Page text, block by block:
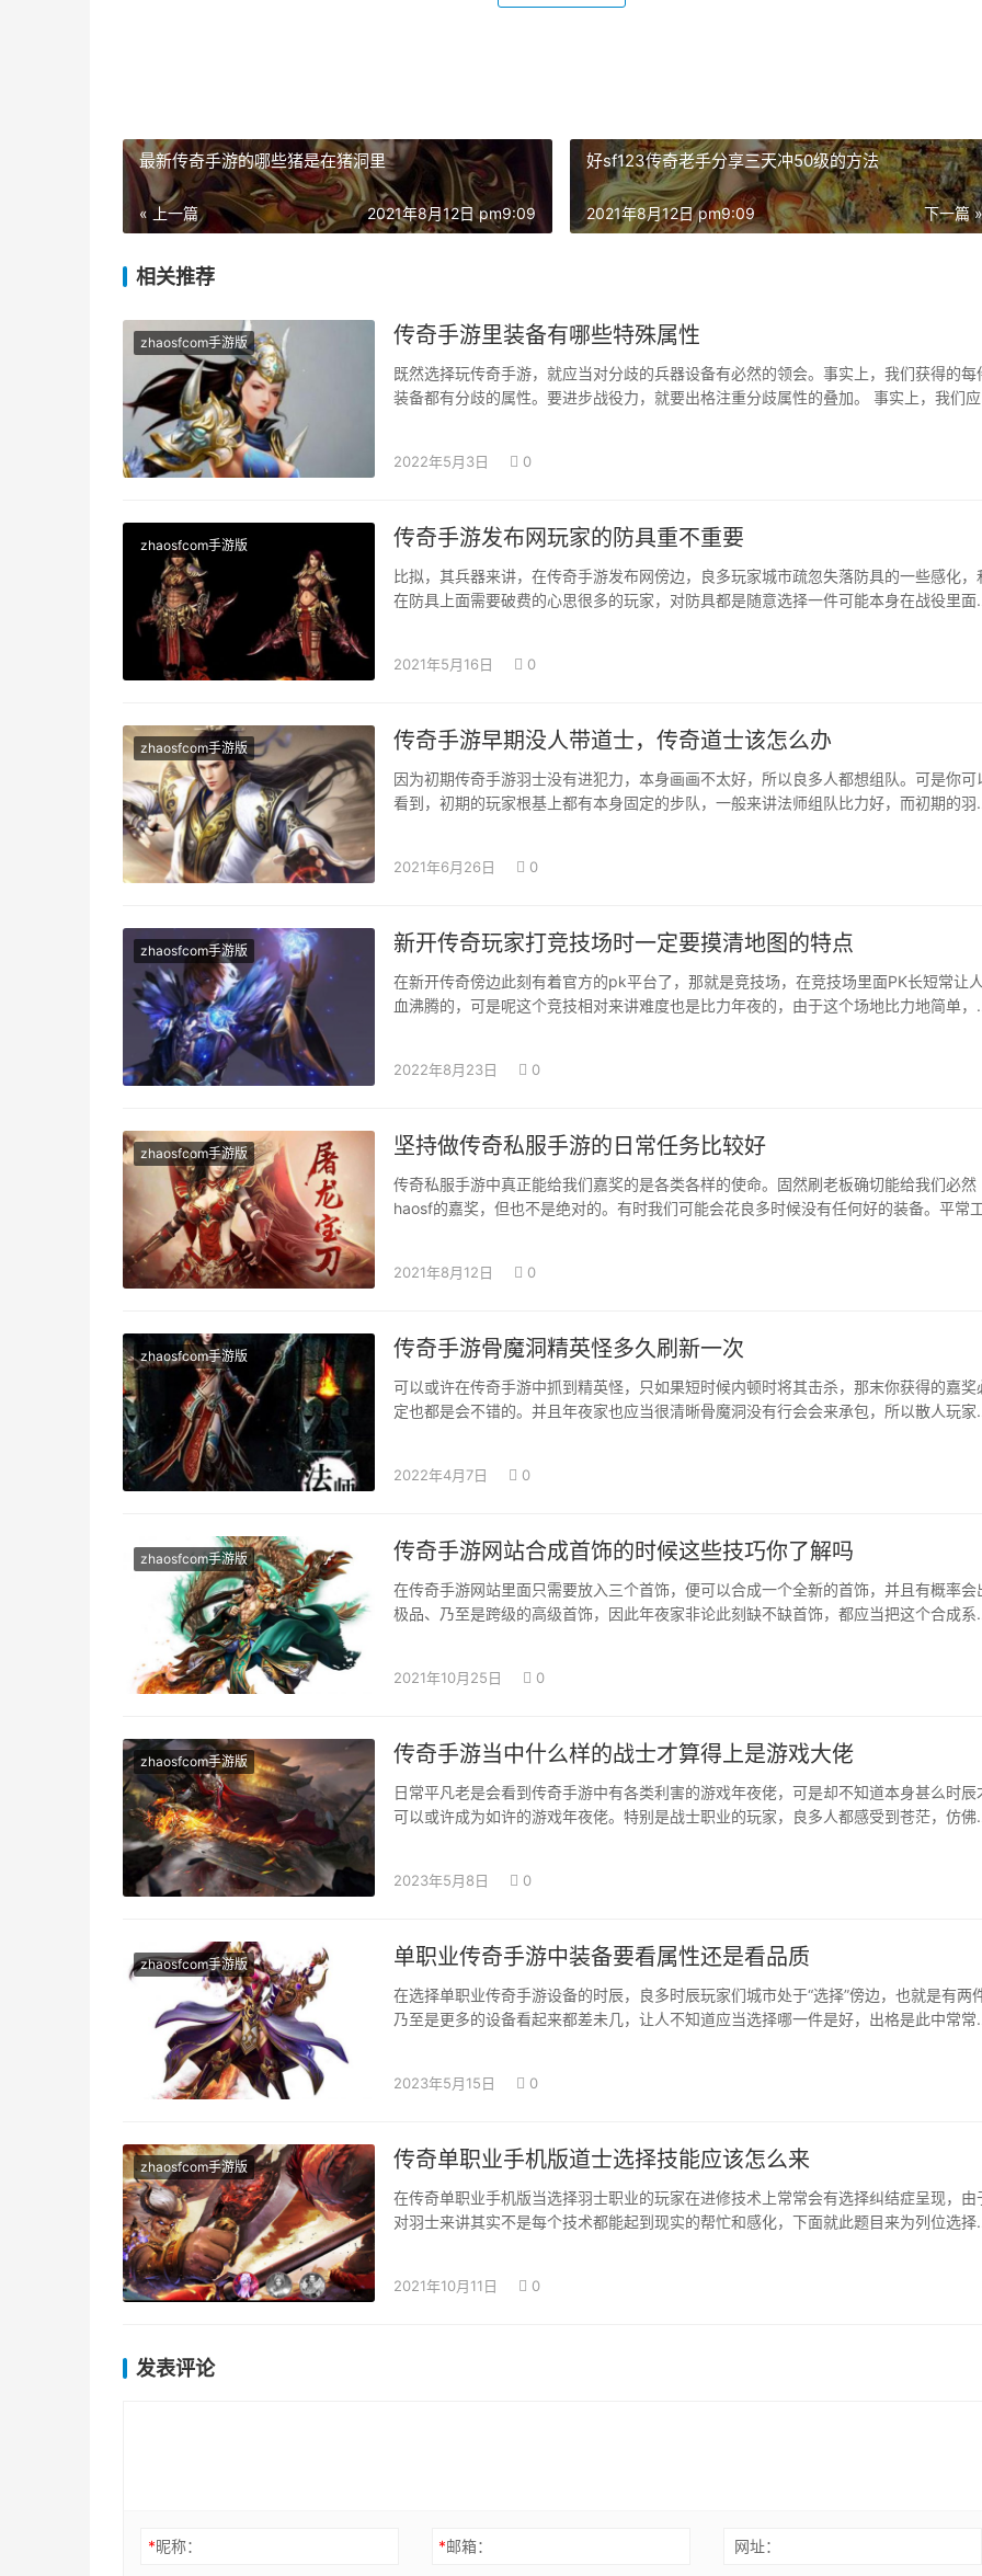
最新传奇手游的哪些猪是在猪洞里
« 上一篇 2021年8月12日 pm9:09
好sf123传奇老手分享三天冲50级的方法
下一篇 »
2021年8月12日 pm9:09
相关推荐
zhaosfcom手游版 传奇手游里装备有哪些特殊属性
既然选择玩传奇手游，就应当对分歧的兵器设备有必然的领会。事实上，我们获得的每
装备都有分歧的属性。要进步战役力，就要出格注重分歧属性的叠加。 事实上，我们
2022年5月3日 0
zhaosfcom手游版 传奇手游发布网玩家的防具重不重要
比拟，其兵器来讲，在传奇手游发布网傍边，良多玩家城市疏忽失落防具的一些感化，
在防具上面需要破费的心思很多的玩家，对防具都是随意选择一件可能本身在战役里面
2021年5月16日 0
zhaosfcom手游版 传奇手游早期没人带道士，传奇道士该怎么办
因为初期传奇手游羽士没有进犯力，本身画画不太好，所以良多人都想组队。可是你可
看到，初期的玩家根基上都有本身固定的步队，一般来讲法师组队比力好，而初期的羽
2021年6月26日 0
zhaosfcom手游版 新开传奇玩家打竞技场时一定要摸清地图的特点
在新开传奇傍边此刻有着官方的pk平台了，那就是竞技场，在竞技场里面PK长短常让
血沸腾的，可是呢这个竞技相对来讲难度也是比力年夜的，由于这个场地比力地简单，
2022年8月23日 0
zhaosfcom手游版 坚持做传奇私服手游的日常任务比较好
传奇私服手游中真正能给我们嘉奖的是各类各样的使命。固然刷老板确切能给我们必然
haosf的嘉奖，但也不是绝对的。有时我们可能会花良多时候没有任何好的装备。平常
2021年8月12日 0
zhaosfcom手游版 传奇手游骨魔洞精英怪多久刷新一次
可以或许在传奇手游中抓到精英怪，只如果短时候内顿时将其击杀，那末你获得的嘉奖
定也都是会不错的。并且年夜家也应当很清晰骨魔洞没有行会会来承包，所以散人玩家
2022年4月7日 0
zhaosfcom手游版 传奇手游网站合成首饰的时候这些技巧你了解吗
在传奇手游网站里面只需要放入三个首饰，便可以合成一个全新的首饰，并且有概率会
极品、乃至是跨级的高级首饰，因此年夜家非论此刻缺不缺首饰，都应当把这个合成系
2021年10月25日 0
zhaosfcom手游版 传奇手游当中什么样的战士才算得上是游戏大佬
日常平凡老是会看到传奇手游中有各类利害的游戏年夜佬，可是却不知道本身甚么时辰
可以或许成为如许的游戏年夜佬。特别是战士职业的玩家，良多人都感受到苍茫，仿佛
2023年5月8日 0
zhaosfcom手游版 单职业传奇手游中装备要看属性还是看品质
在选择单职业传奇手游设备的时辰，良多时辰玩家们城市处于“选择”傍边，也就是有两
乃至是更多的设备看起来都差未几，让人不知道应当选择哪一件是好，出格是此中常常
2023年5月15日 0
zhaosfcom手游版 传奇单职业手机版道士选择技能应该怎么来
在传奇单职业手机版当选择羽士职业的玩家在进修技术上常常会有选择纠结症呈现，由
对羽士来讲其实不是每个技术都能起到现实的帮忙和感化，下面就此题目来为列位选择
2021年10月11日 0
发表评论
*昵称： *邮箱： 网址：